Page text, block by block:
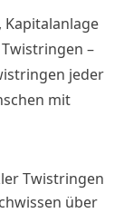
–
jeder
mit
Twistringen
über